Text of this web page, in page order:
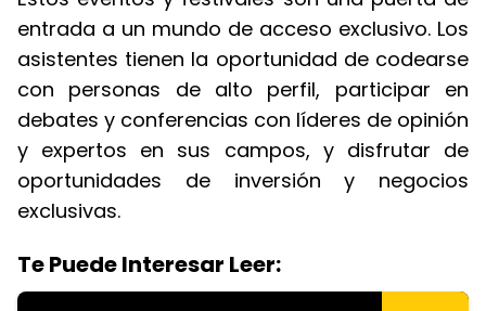
entrada a un mundo de acceso exclusivo. Los
asistentes tienen la oportunidad de codearse
con personas de alto perfil, participar en
debates y conferencias con líderes de opinión
y expertos en sus campos, y disfrutar de
oportunidades de inversión y negocios
exclusivas.
Te Puede Interesar Leer: